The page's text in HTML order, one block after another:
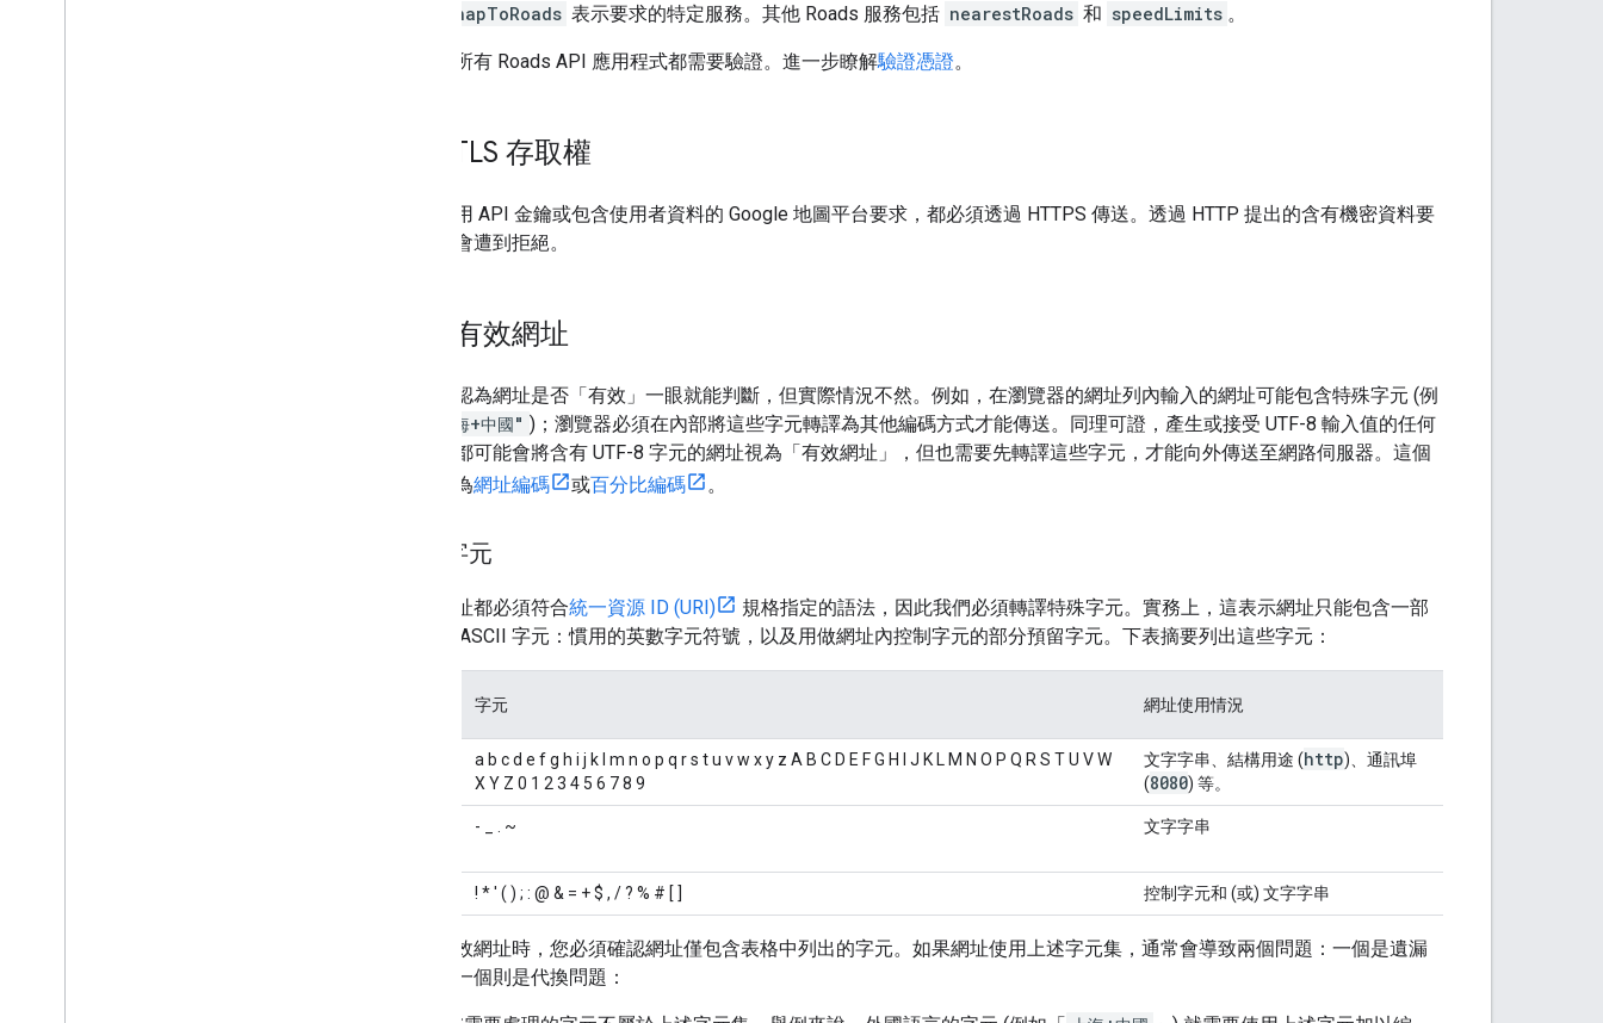
snapToRoads 表示要求的特定服務。其他 Roads 服務包括 nearestRoads 和 speedLimits 。
：所有 Roads API 應用程式都需要驗證。進一步瞭解驗證憑證。
TLS 存取權
凡是使用 API 金鑰或包含使用者資料的 Google 地圖平台要求，都必須透過 HTTPS 傳送。透過 HTTP 提出的含有機密資料要
求可能會遭到拒絕。
建立有效網址
您可能認為網址是否「有效」一眼就能判斷，但實際情況不然。例如，在瀏覽器的網址列內輸入的網址可能包含特殊字元 (例
"上海+中國" )；瀏覽器必須在內部將這些字元轉譯為其他編碼方式才能傳送。同理可證，產生或接受 UTF-8 輸入值的任何
程式碼都可能會將含有 UTF-8 字元的網址視為「有效網址」，但也需要先轉譯這些字元，才能向外傳送至網路伺服器。這個
過程稱為網址編碼 或百分比編碼 。
特殊字元
所有網址都必須符合統一資源 ID (URI)
規格指定的語法，因此我們必須轉譯特殊字元。實務上，這表示網址只能包含一部
分特殊 ASCII 字元：慣用的英數字元符號，以及用做網址內控制字元的部分預留字元。下表摘要列出這些字元：
字元 網址使用情況
a b c d e f g h i j k l m n o p q r s t u v w x y z A B C D E F G H I J K L M N O P Q R S T U V W
X Y Z 0 1 2 3 4 5 6 7 8 9
文字字串、結構用途 (http)、通訊埠
(8080) 等。
- _ . ~ 文字字串
! * ' ( ) ; : @ & = + $ , / ? % # [ ] 控制字元和 (或) 文字字串
建立有效網址時，您必須確認網址僅包含表格中列出的字元。如果網址使用上述字元集，通常會導致兩個問題：一個是遺漏
問題，一個則是代換問題：